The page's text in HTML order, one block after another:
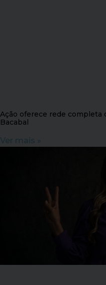
Ação oferece rede completa
Bacabal
Ver mais »